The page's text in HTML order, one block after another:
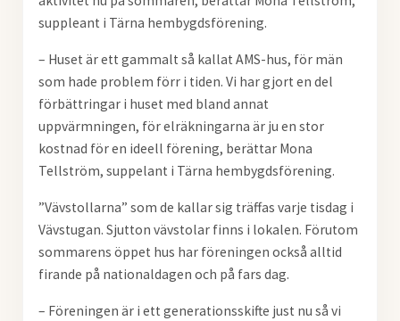
suppleant i Tärna hembygdsförening.
– Huset är ett gammalt så kallat AMS-hus, för män
som hade problem förr i tiden. Vi har gjort en del
förbättringar i huset med bland annat
uppvärmningen, för elräkningarna är ju en stor
kostnad för en ideell förening, berättar Mona
Tellström, suppelant i Tärna hembygdsförening.
”Vävstollarna” som de kallar sig träffas varje tisdag i
Vävstugan. Sjutton vävstolar finns i lokalen. Förutom
sommarens öppet hus har föreningen också alltid
firande på nationaldagen och på fars dag.
– Föreningen är i ett generationsskifte just nu så vi